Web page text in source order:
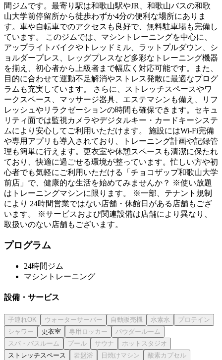
間ジムです。最寄り駅は和歌山駅やJR、和歌山バスの和歌
山大学前停留所から徒歩わずか4分の便利な場所にありま
す。車や自転車でのアクセスも良好で、無料駐車場も完備し
ています。 このジムでは、マシントレーニングを中心に、
アップライトバイクやトレッドミル、ラットプルダウン、シ
ョルダープレス、レッグプレスなど多彩なトレーニング機器
を揃え、初心者から上級者まで幅広く対応可能です。また、
目的に合わせて運動不足解消やストレス発散に最適なプログ
ラムも充実しています。 さらに、ストレッチスペースやワ
ークスペース、マッサージ器具、エステマシンも備え、リフ
レッシュやリラクゼーションの時間も確保できます。セキュ
リティ面では監視カメラやデジタルキー・カードキーシステ
ムにより安心してご利用いただけます。 施設にはWi-Fi完備
や専用アプリも導入されており、トレーニング計画や記録管
理も簡単に行えます。更衣室や休憩スペースも清潔に保たれ
ており、快適に過ごせる環境が整っています。忙しい方や初
心者でも気軽にご利用いただける「チョコザップ和歌山大学
前店」で、健康的な生活を始めてみませんか？ ※使い放題
はトレーニングマシンに限ります。 ※一部、テナント規制
により 24時間営業ではない店舗・休館日がある店舗もござ
います。 ※サービスおよび関連設備は店舗により異なり、
取扱いのない店舗もございます。
プログラム
24時間ジム
マシントレーニング
設備・サービス
更衣室
ストレッチスペース